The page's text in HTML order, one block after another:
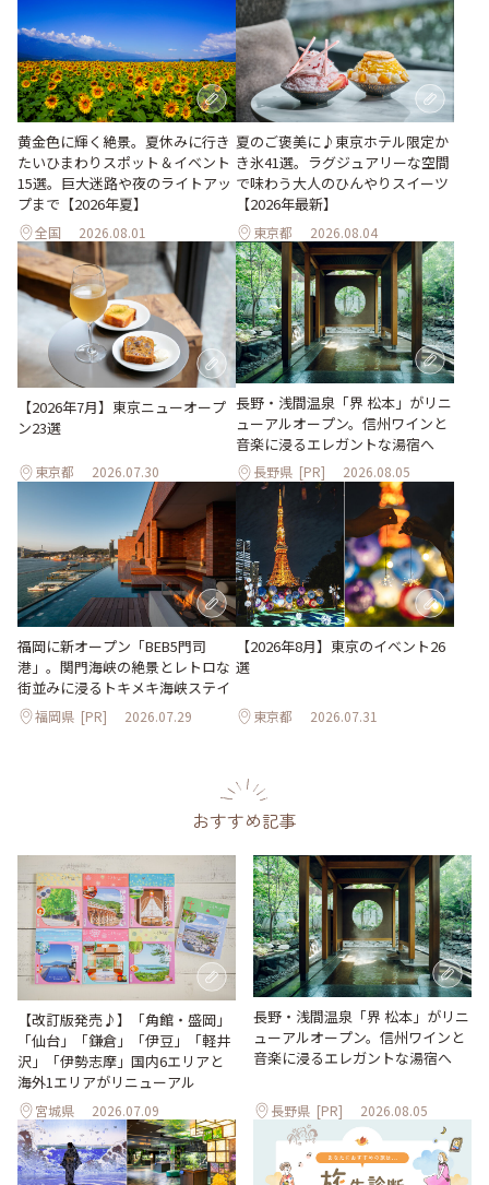
黄金色に輝く絶景。夏休みに行き
たいひまわりスポット＆イベント
15選。巨大迷路や夜のライトアッ
プまで【2026年夏】
全国 2026.08.01
夏のご褒美に♪東京ホテル限定か
き氷41選。ラグジュアリーな空間
で味わう大人のひんやりスイーツ
【2026年最新】
東京都 2026.08.04
【2026年7月】東京ニューオープ
ン23選
東京都 2026.07.30
長野・浅間温泉「界 松本」がリニ
ューアルオープン。信州ワインと
音楽に浸るエレガントな湯宿へ
長野県 [PR] 2026.08.05
福岡に新オープン「BEB5門司
港」。関門海峡の絶景とレトロな
街並みに浸るトキメキ海峡ステイ
福岡県 [PR] 2026.07.29
【2026年8月】東京のイベント26
選
東京都 2026.07.31
おすすめ記事
【改訂版発売♪】「角館・盛岡」
「仙台」「鎌倉」「伊豆」「軽井
沢」「伊勢志摩」国内6エリアと
海外1エリアがリニューアル
宮城県 2026.07.09
長野・浅間温泉「界 松本」がリニ
ューアルオープン。信州ワインと
音楽に浸るエレガントな湯宿へ
長野県 [PR] 2026.08.05